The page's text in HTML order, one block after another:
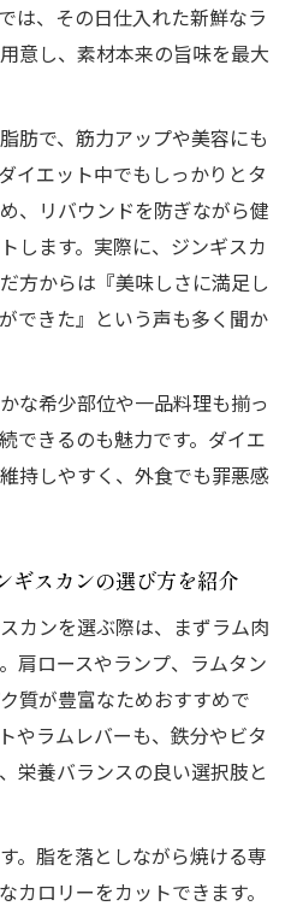
は、その日仕入れた新鮮なラ
意し、素材本来の旨味を最大
肪で、筋力アップや美容にも
イエット中でもしっかりとタ
、リバウンドを防ぎながら健
します。実際に、ジンギスカ
方からは『美味しさに満足し
できた』という声も多く聞か
な希少部位や一品料理も揃っ
できるのも魅力です。ダイエ
持しやすく、外食でも罪悪感
ギスカンの選び方を紹介
カンを選ぶ際は、まずラム肉
肩ロースやランプ、ラムタン
質が豊富なためおすすめで
やラムレバーも、鉄分やビタ
栄養バランスの良い選択肢と
。脂を落としながら焼ける専
カロリーをカットできます。